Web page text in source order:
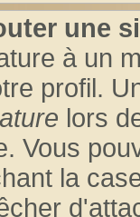
une
à un
profil.
lors
Vous
la